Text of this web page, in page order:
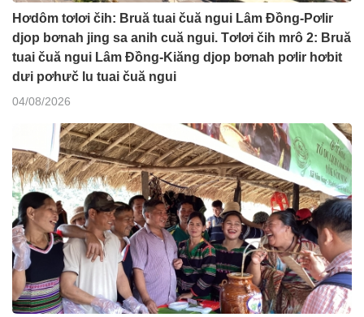
Hơdôm tơlơi čih: Bruă tuai čuă ngui Lâm Đồng-Pơlir
djop bơnah jing sa anih cuă ngui. Tơlơi čih mrô 2: Bruă
tuai čuă ngui Lâm Đồng-Kiăng djop bơnah pơlir hơbit
dưi pơhưč lu tuai čuă ngui
04/08/2026